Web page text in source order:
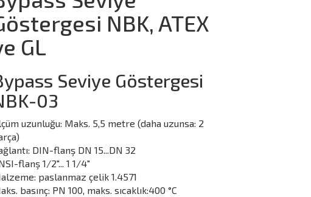
NBK, ATEX
GL
Seviye Göstergesi
03
uzunluğu: Maks. 5,5 metre (daha uzunsa: 2
DIN-flanş DN 15...DN 32
flanş 1/2"... 1 1/4"
paslanmaz çelik 1.4571
basınç: PN 100, maks. sıcaklık:400 °C